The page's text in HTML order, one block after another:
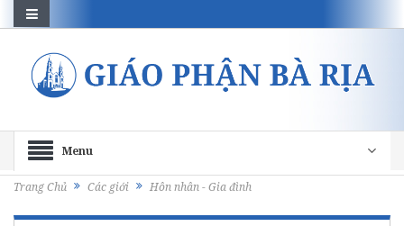
Menu
Trang Chủ Các giới Hôn nhân - Gia đình